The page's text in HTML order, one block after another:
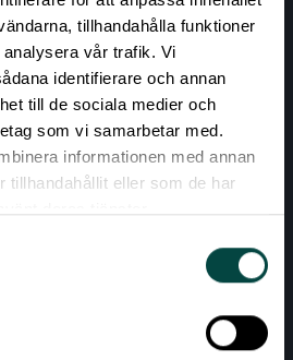
tillhandahålla funktioner
vår trafik. Vi
identifierare och annan
till de sociala medier och
som vi samarbetar med.
informationen med annan
tillhandahållit eller som de har
Forskare +4